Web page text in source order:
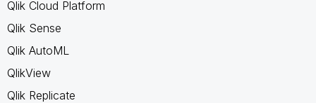
Qlik Cloud Platform
Qlik Sense
Qlik AutoML
QlikView
Qlik Replicate